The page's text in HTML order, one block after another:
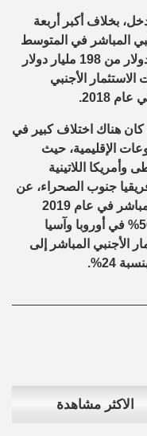
الاكثر مشاهدة
بخلاف أكبر أربعة
المباشر في المتوسط
بنسبة 5% في 2019 إلى 208 مليارات دولار من 198 مليار دولار
من تدفقات الاستثمار الأجنبي
كان هناك اختلاف كبير في
2019 بين المجموعات الإقليمية، حيث
وأمريكا اللاتينية
جنوب الصحراء، عن
زيادات في تدفقات الاستثمار الأجنبي المباشر في عام 2019
تراوحت من 11% في جنوب آسيا إلى 50% في أوروبا وآسيا
الأجنبي المباشر إلى
24%.